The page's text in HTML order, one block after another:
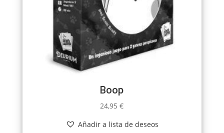
Boop
24,95€
Añadir a lista de deseos